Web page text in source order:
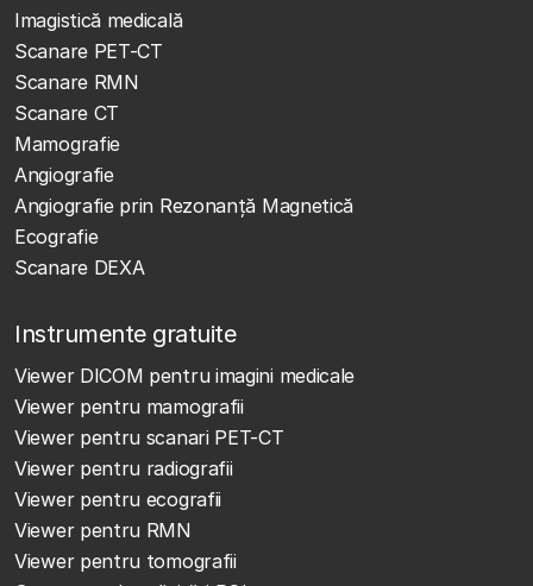
Imagistică medicală
Scanare PET-CT
Scanare RMN
Scanare CT
Mamografie
Angiografie
Angiografie prin Rezonanță Magnetică
Ecografie
Scanare DEXA
Instrumente gratuite
Viewer DICOM pentru imagini medicale
Viewer pentru mamografii
Viewer pentru scanari PET-CT
Viewer pentru radiografii
Viewer pentru ecografii
Viewer pentru RMN
Viewer pentru tomografii